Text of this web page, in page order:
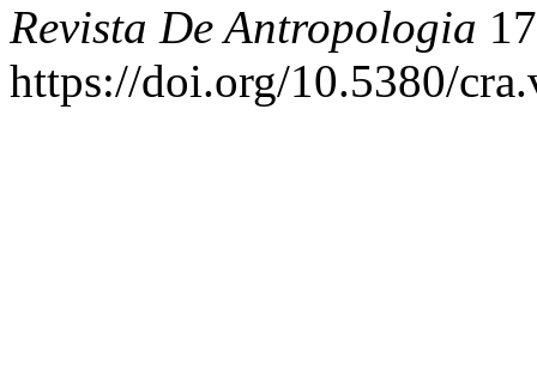
Revista De Antropologia
https://doi.org/10.5380/